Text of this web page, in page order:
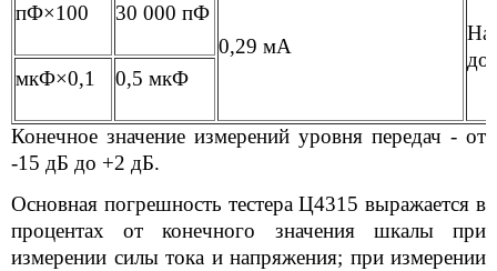
пФ×100
30 000 пФ
0,29 мА
до
мкФ×0,1
0,5 мкФ
Конечное значение измерений уровня передач - от
-15 дБ до +2 дБ.
Основная погрешность тестера Ц4315 выражается в
процентах от конечного значения шкалы при
измерении силы тока и напряжения; при измерении